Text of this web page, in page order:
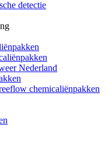
detectie
Nederland
chemicaliënpakken